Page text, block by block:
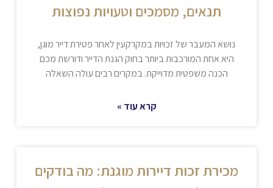
תנאים, מסמכים וטעויות נפוצות
נושא המעבר של זכויות במקרקעין לאחר פטירת דייר מוגן,
היא אחת המורכבות ביותר בחוק הגנת הדייר ודורשת מכם
הכנה משפטית מדוייקת. במקרים רבים עולה השאלה
קרא עוד »
מכירת זכות דיירות מוגנת: מה בודקים